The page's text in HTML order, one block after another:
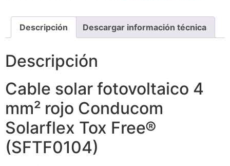
Descripción Descargar información técnica
Descripción
Cable solar fotovoltaico 4
mm² rojo Conducom
Solarflex Tox Free®
(SFTF0104)